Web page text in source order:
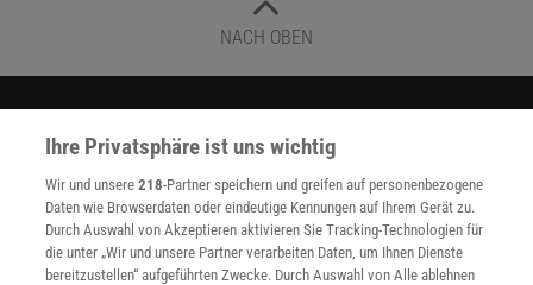
NACH OBEN
Ihre Privatsphäre ist uns wichtig
Wir und unsere218-Partner speichern und greifen auf personenbezogene
Daten wie Browserdaten oder eindeutige Kennungen auf Ihrem Gerät zu.
Durch Auswahl von Akzeptieren aktivieren Sie Tracking-Technologien für
die unter „Wir und unsere Partner verarbeiten Daten, um Ihnen Dienste
bereitzustellen“ aufgeführten Zwecke. Durch Auswahl von Alle ablehnen